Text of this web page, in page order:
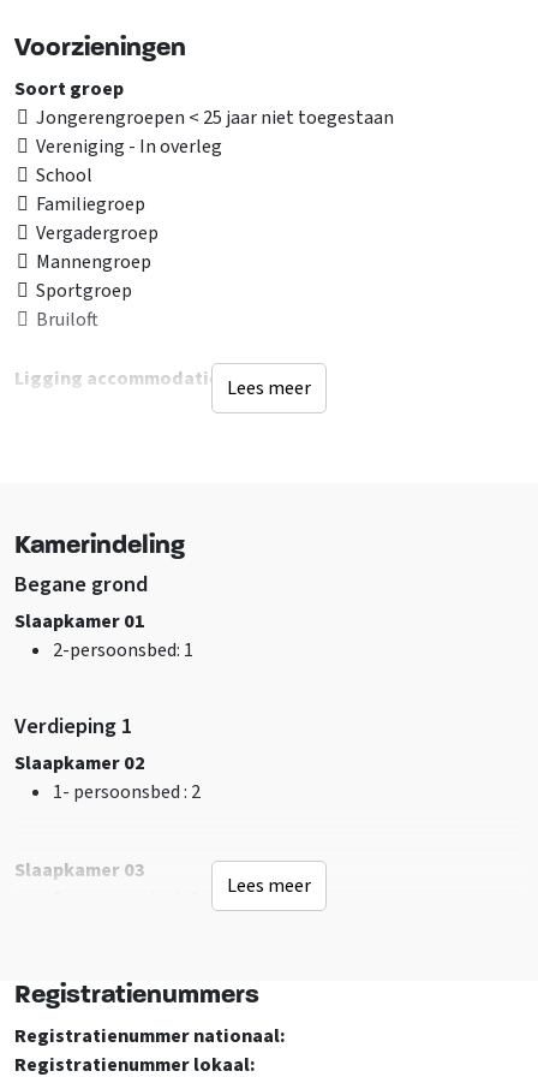
Voorzieningen
Ligging accommodatie
Andere accommodatie op terrein
Bosrijke omgeving
Faciliteiten (Buiten)
Terras
Schommel
Tafeltennistafel
Barbecue aanwezig
Barbecueën toegestaan
Badkamers: 10
Faciliteiten (Binnen)
Soort groep
Jongerengroepen < 25 jaar niet toegestaan
Vereniging - In overleg
School
Familiegroep
Vergadergroep
Mannengroep
Sportgroep
Bruiloft
Lees meer
Kamerindeling
Begane grond
Slaapkamer 01
2-persoonsbed: 1
Verdieping 1
Slaapkamer 02
1- persoonsbed: 2
Slaapkamer 03
Lees meer
Registratienummers
Registratienummer nationaal:
Registratienummer lokaal: